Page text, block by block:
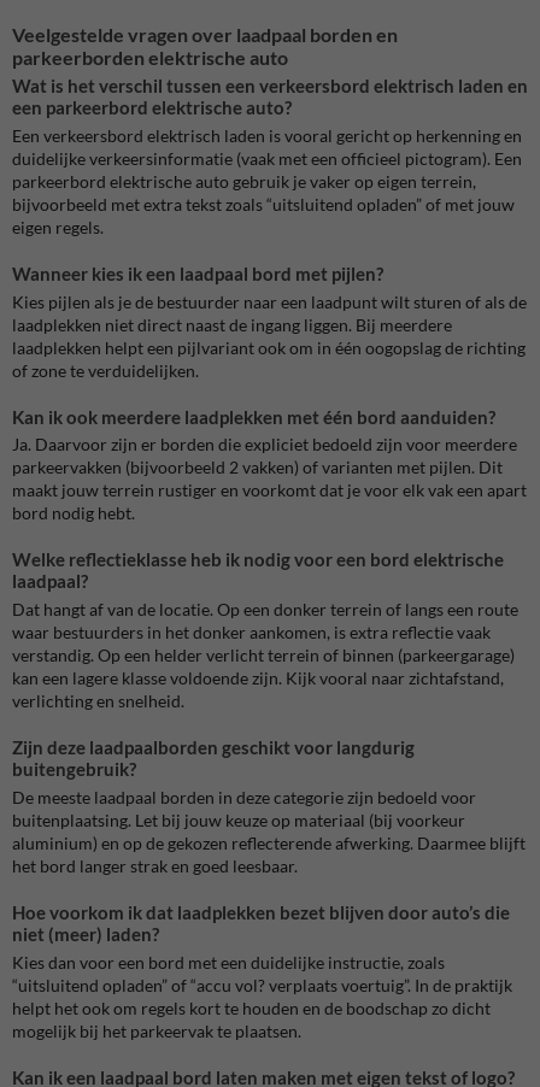
Veelgestelde vragen over laadpaal borden en
parkeerborden elektrische auto
Wat is het verschil tussen een verkeersbord elektrisch laden en
een parkeerbord elektrische auto?
Een verkeersbord elektrisch laden is vooral gericht op herkenning en
duidelijke verkeersinformatie (vaak met een officieel pictogram). Een
parkeerbord elektrische auto gebruik je vaker op eigen terrein,
bijvoorbeeld met extra tekst zoals “uitsluitend opladen” of met jouw
eigen regels.
Wanneer kies ik een laadpaal bord met pijlen?
Kies pijlen als je de bestuurder naar een laadpunt wilt sturen of als de
laadplekken niet direct naast de ingang liggen. Bij meerdere
laadplekken helpt een pijlvariant ook om in één oogopslag de richting
of zone te verduidelijken.
Kan ik ook meerdere laadplekken met één bord aanduiden?
Ja. Daarvoor zijn er borden die expliciet bedoeld zijn voor meerdere
parkeervakken (bijvoorbeeld 2 vakken) of varianten met pijlen. Dit
maakt jouw terrein rustiger en voorkomt dat je voor elk vak een apart
bord nodig hebt.
Welke reflectieklasse heb ik nodig voor een bord elektrische
laadpaal?
Dat hangt af van de locatie. Op een donker terrein of langs een route
waar bestuurders in het donker aankomen, is extra reflectie vaak
verstandig. Op een helder verlicht terrein of binnen (parkeergarage)
kan een lagere klasse voldoende zijn. Kijk vooral naar zichtafstand,
verlichting en snelheid.
Zijn deze laadpaalborden geschikt voor langdurig
buitengebruik?
De meeste laadpaal borden in deze categorie zijn bedoeld voor
buitenplaatsing. Let bij jouw keuze op materiaal (bij voorkeur
aluminium) en op de gekozen reflecterende afwerking. Daarmee blijft
het bord langer strak en goed leesbaar.
Hoe voorkom ik dat laadplekken bezet blijven door auto’s die
niet (meer) laden?
Kies dan voor een bord met een duidelijke instructie, zoals
“uitsluitend opladen” of “accu vol? verplaats voertuig”. In de praktijk
helpt het ook om regels kort te houden en de boodschap zo dicht
mogelijk bij het parkeervak te plaatsen.
Kan ik een laadpaal bord laten maken met eigen tekst of logo?